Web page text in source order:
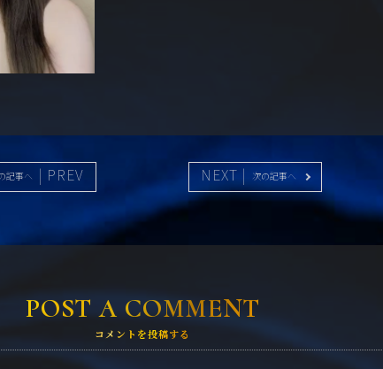
記事へ | PREV NEXT | 次の記事へ
POST A COMMENT
コメントを投稿する